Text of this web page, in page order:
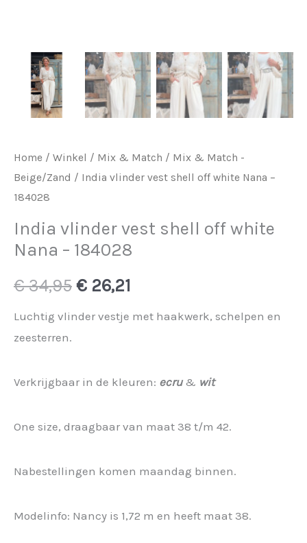
Home / Winkel / Mix & Match / Mix & Match -
Beige/Zand / India vlinder vest shell off white Nana –
184028
India vlinder vest shell off white
Nana – 184028
€34,95 Oorspronkelijke
prijs
€ 34,95.
€ 26,21
prijs
€ 26,21.
Luchtig vlinder vestje met haakwerk, schelpen en
zeesterren.
Verkrijgbaar in de kleuren: ecru& wit
One size, draagbaar van maat 38 t/m 42.
Nabestellingen komen maandag binnen.
Modelinfo: Nancy is 1,72 m en heeft maat 38.